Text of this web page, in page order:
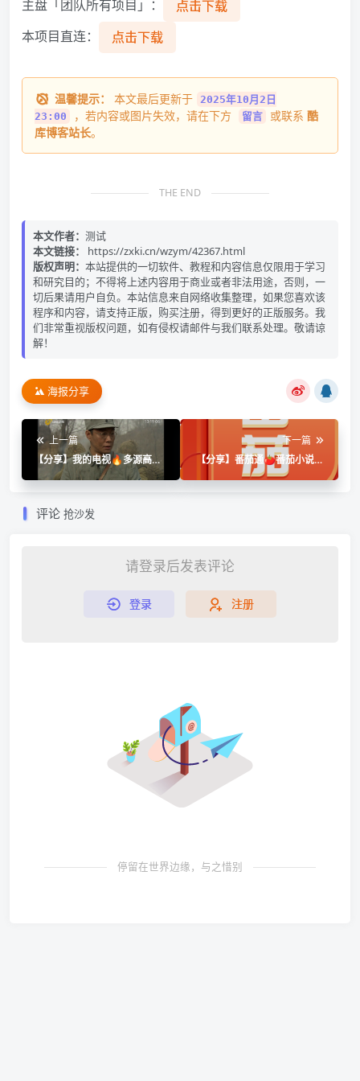
主盘「团队所有项目」：
点击下载
本项目直连：
点击下载
温馨提示： 本文最后更新于 2025年10月2日
23:00
，若内容或图片失效，请在下方 留言 或联系 酷
库博客站长。
THE END
本文作者： 测试
本文链接：
https://zxki.cn/wzym/42367.html
版权声明： 本站提供的一切软件、教程和内容信息仅限用于学习
和研究目的；不得将上述内容用于商业或者非法用途，否则，一
切后果请用户自负。本站信息来自网络收集整理，如果您喜欢该
程序和内容，请支持正版，购买注册，得到更好的正版服务。我
们非常重视版权问题，如有侵权请邮件与我们联系处理。敬请谅
解！
海报分享
上一篇
【分享】我的电视🔥多源高清
看电视！支持换源秒播无卡顿
下一篇
【分享】番茄通🍅番茄小说🔥
番茄畅听～音乐～VIP模块🔥
评论 抢沙发
请登录后发表评论
登录 注册
停留在世界边缘，与之惜别